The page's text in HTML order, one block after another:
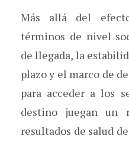
Más allá del
términos de nivel
de llegada, la
plazo y el marco de
para acceder a los
destino juegan un
resultados de salud